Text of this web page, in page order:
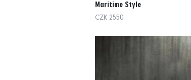
Maritime Style
CZK 2550